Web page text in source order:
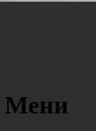
Мени